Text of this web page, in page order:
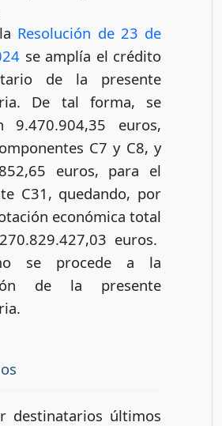
Resolución de 23 de
se amplía el crédito
de la presente
De tal forma, se
9.470.904,35 euros,
C7 y C8, y
euros, para el
C31, quedando, por
económica total
euros.
se procede a la
de la presente
destinatarios últimos